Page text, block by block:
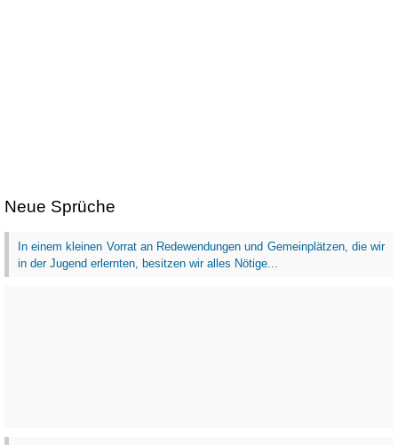
Neue Sprüche
In einem kleinen Vorrat an Redewendungen und Gemeinplätzen, die wir
in der Jugend erlernten, besitzen wir alles Nötige...